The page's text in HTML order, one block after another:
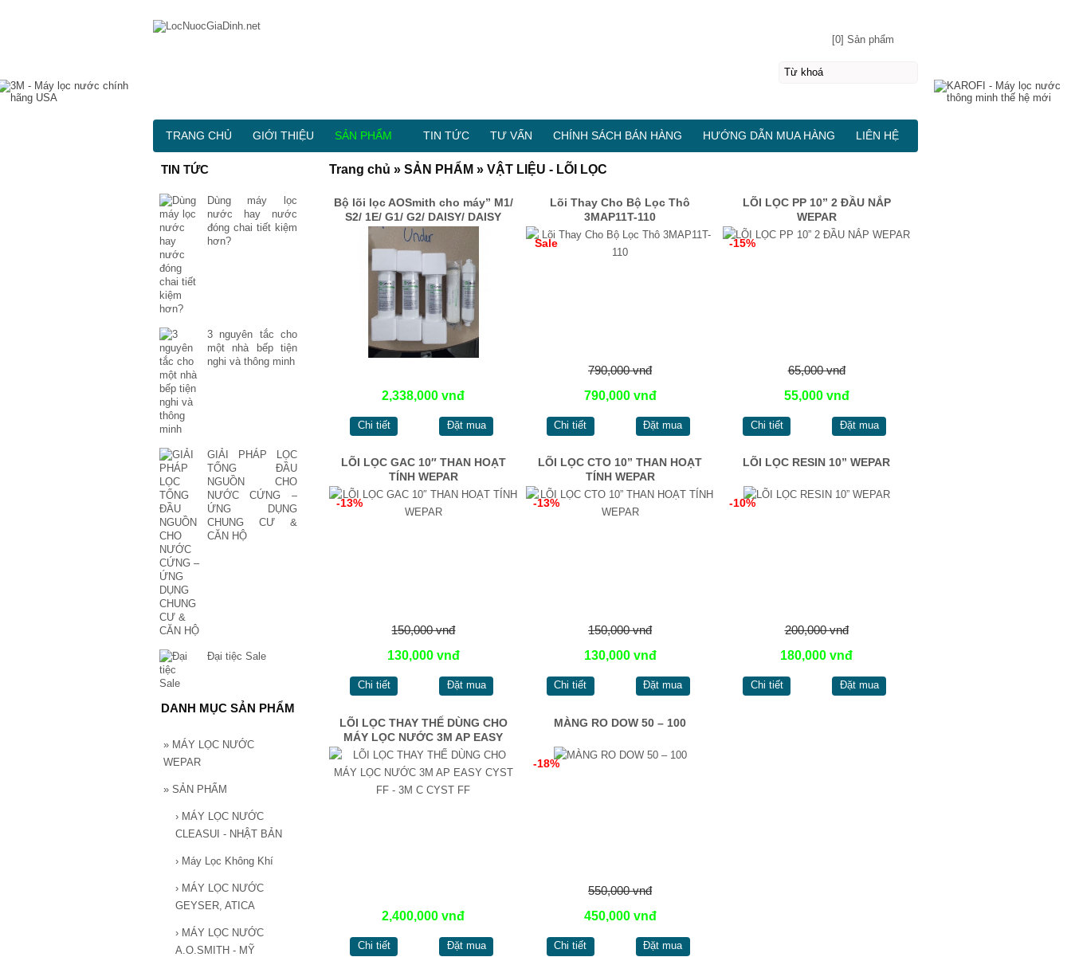
Bộ lõi lọc AOSmith cho máy” M1/
S2/ 1E/ G1/ G2/ DAISY/ DAISY
PLUS
2,338,000 vnđ
Chi tiết Đặt mua
Lõi Thay Cho Bộ Lọc Thô
3MAP11T-110
Sale
790,000 vnđ
790,000 vnđ
Chi tiết Đặt mua
LÕI LỌC PP 10” 2 ĐẦU NẮP
WEPAR
-15%
65,000 vnđ
55,000 vnđ
Chi tiết Đặt mua
LÕI LỌC GAC 10″ THAN HOẠT
TÍNH WEPAR
-13%
150,000 vnđ
130,000 vnđ
Chi tiết Đặt mua
LÕI LỌC CTO 10” THAN HOẠT
TÍNH WEPAR
-13%
150,000 vnđ
130,000 vnđ
Chi tiết Đặt mua
LÕI LỌC RESIN 10” WEPAR
-10%
200,000 vnđ
180,000 vnđ
Chi tiết Đặt mua
LÕI LỌC THAY THẾ DÙNG CHO
MÁY LỌC NƯỚC 3M AP EASY
CYST FF - 3M C CYST FF
2,400,000 vnđ
Chi tiết Đặt mua
MÀNG RO DOW 50 – 100
-18%
550,000 vnđ
450,000 vnđ
Chi tiết Đặt mua
Trang chủ »SẢN PHẨM »VẬT LIỆU - LÕI LỌC
TIN TỨC
Dùng máy lọc
nước hay nước
đóng chai tiết kiệm
hơn?
3 nguyên tắc cho
một nhà bếp tiện
nghi và thông minh
GIẢI PHÁP LỌC
TỔNG ĐẦU
NGUỒN CHO
NƯỚC CỨNG –
ỨNG DỤNG
CHUNG CƯ &
CĂN HỘ
Đại tiệc Sale
DANH MỤC SẢN PHẨM
» MÁY LỌC NƯỚC
WEPAR
» SẢN PHẨM
› MÁY LỌC NƯỚC
CLEASUI - NHẬT BẢN
› Máy Lọc Không Khí
› MÁY LỌC NƯỚC
GEYSER, ATICA
› MÁY LỌC NƯỚC
A.O.SMITH - MỸ
[0] Sản phẩm
TRANG CHỦ GIỚI THIỆU SẢN PHẨM TIN TỨC TƯ VẤN CHÍNH SÁCH BÁN HÀNG HƯỚNG DẪN MUA HÀNG LIÊN HỆ